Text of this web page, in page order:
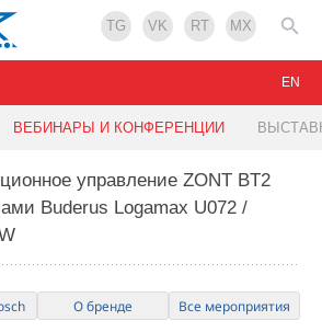
TG VK RT MX
ВЕБИНАРЫ И КОНФЕРЕНЦИИ
EN
управление ZONT BT2
Buderus Logamax U072 /
О бренде Все мероприятия